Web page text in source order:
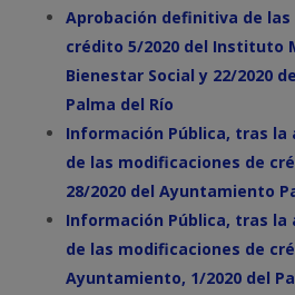
Aprobación definitiva de
crédito 5/2020 del Instituto
Bienestar Social y 22/2020
Palma del Río
Información Pública, tras la
de las modificaciones de
28/2020 del Ayuntamiento
Información Pública, tras la
de las modificaciones de
Ayuntamiento, 1/2020 del